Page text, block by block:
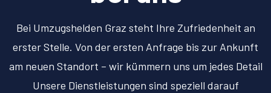
Bei Umzugshelden Graz steht Ihre Zufriedenheit an
erster Stelle. Von der ersten Anfrage bis zur Ankunft
am neuen Standort – wir kümmern uns um jedes Detail
Unsere Dienstleistungen sind speziell darauf